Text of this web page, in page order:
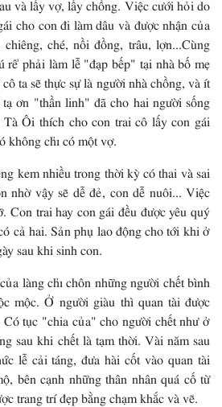
cho con đi làm dâu và được nhận của
ché, nồi đồng, trâu, lợn...Cùng
rể phải làm lễ "đạp bếp" tại nhà bố mẹ
ta sẽ thực sự là người nhà chồng, và ít
ơn "thần linh" đã cho hai người sống
Ôi thích cho con trai cô lấy con gái
không chỉ có một vợ.
kem nhiều trong thời kỳ có thai và sai
nhờ vậy sẽ dễ đẻ, con dễ nuôi... Việc
Con trai hay con gái đều được yêu quý
cả hai. Sản phụ lao động cho tới khi ở
sau khi sinh con.
làng chỉ chôn những người chết bình
mộc. Ở người giàu thì quan tài được
tục "chia của" cho người chết như ở
sau khi chết là tạm thời. Vài năm sau
lễ cải táng, đưa hài cốt vào quan tài
bên cạnh những thân nhân quá cố từ
trang trí đẹp bằng chạm khắc và vẽ.